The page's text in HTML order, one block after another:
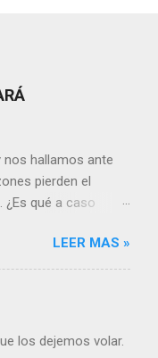
hallamos ante
pierden el
qué a caso
en algún
encarar el dolor?
merece tus
de embellecer...
LEER MAS »
los dejemos volar.